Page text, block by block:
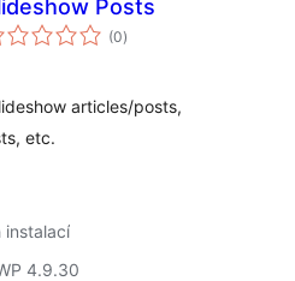
Posts
(0celkové
hodnocení
)
articles/posts,
etc.
instalací
4.9.30